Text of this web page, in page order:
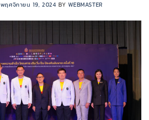
พฤศจิกายน 19, 2024 BY WEBMASTER